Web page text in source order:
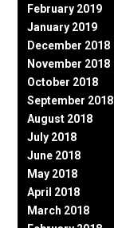
February 2019
January 2019
December 2018
November 2018
October 2018
September 2018
August 2018
July 2018
June 2018
May 2018
April 2018
March 2018